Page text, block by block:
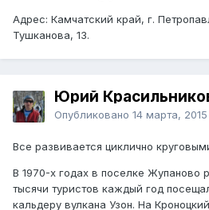
Адрес: Камчатский край, г.
Тушканова, 13.
Юрий
Опубликовано 14 марта, 2015
Все развивается циклично
В 1970-х годах в поселке Жупаново
тысячи туристов каждый год
кальдеру вулкана Узон. На